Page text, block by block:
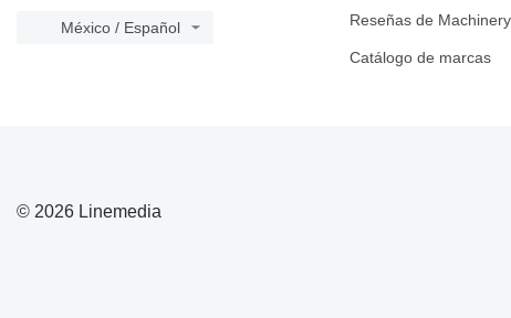
México / Español Reseñas de
Catálogo de marcas
© 2026 Linemedia